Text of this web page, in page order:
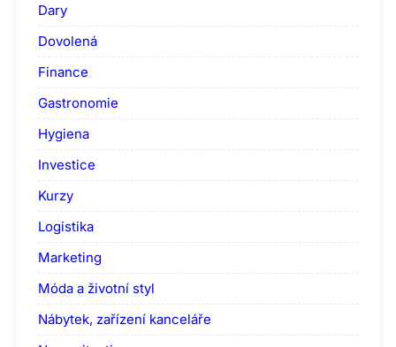
Dary
Dovolená
Finance
Gastronomie
Hygiena
Investice
Kurzy
Logistika
Marketing
Móda a životní styl
Nábytek, zařízení kanceláře